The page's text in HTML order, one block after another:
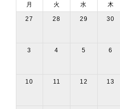
月 火 水 木
27 28 29 30
3 4 5 6
10 11 12 13